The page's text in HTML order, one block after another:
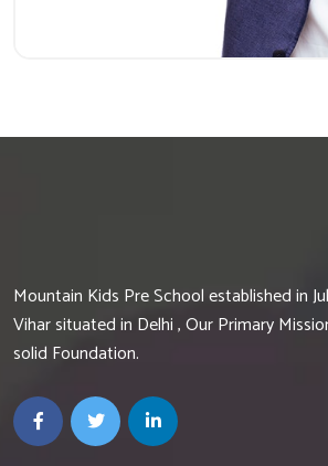
Mountain Kids Pre School established in
Vihar situated in Delhi , Our Primary
solid Foundation.